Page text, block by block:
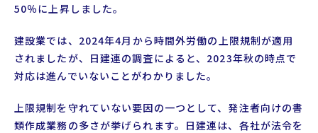
50％に上昇しました。
建設業では、2024年4月から時間外労働の上限規制が適用
されましたが、日建連の調査によると、2023年秋の時点で
対応は進んでいないことがわかりました。
上限規制を守れていない要因の一つとして、発注者向けの書
類作成業務の多さが挙げられます。日建連は、各社が法令を